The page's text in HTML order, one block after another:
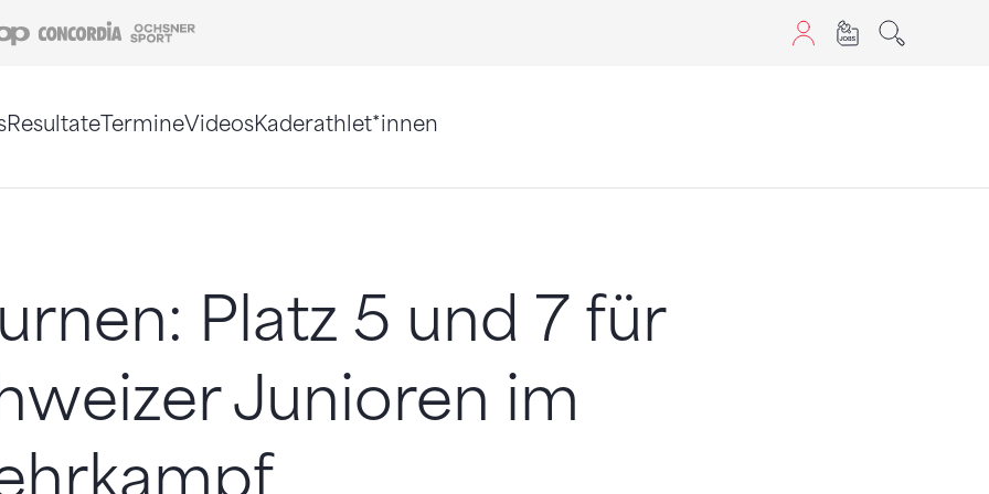
Coop Concordia
ResultateTermineVideosKaderathlet*innen
Platz 5 und 7 für
Junioren im